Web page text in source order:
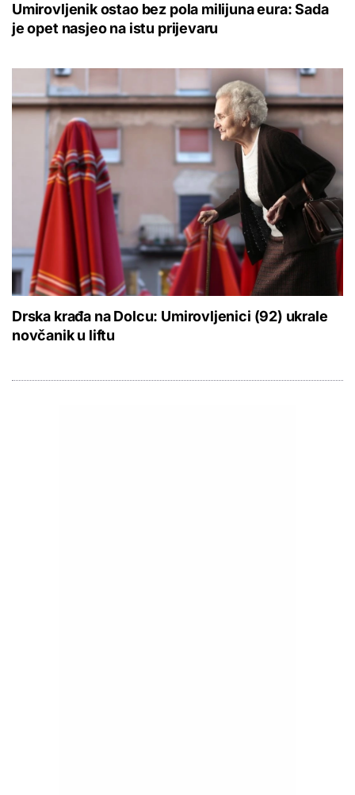
Umirovljenik ostao bez pola milijuna eura: Sada
je opet nasjeo na istu prijevaru
Drska krađa na Dolcu: Umirovljenici (92) ukrale
novčanik u liftu